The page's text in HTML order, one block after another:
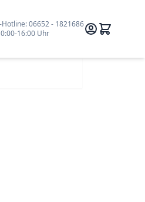
Hotline:06652 - 1821686
16:00 Uhr